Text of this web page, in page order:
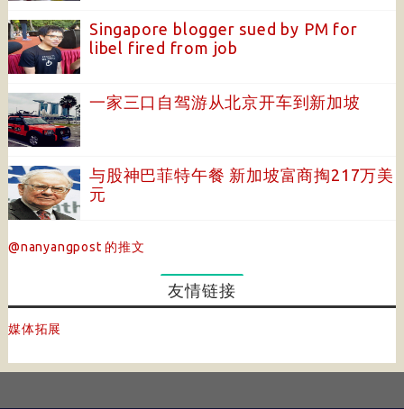
Singapore blogger sued by PM for
libel fired from job
一家三口自驾游从北京开车到新加坡
与股神巴菲特午餐 新加坡富商掏217万美
元
@nanyangpost 的推文
友情链接
媒体拓展